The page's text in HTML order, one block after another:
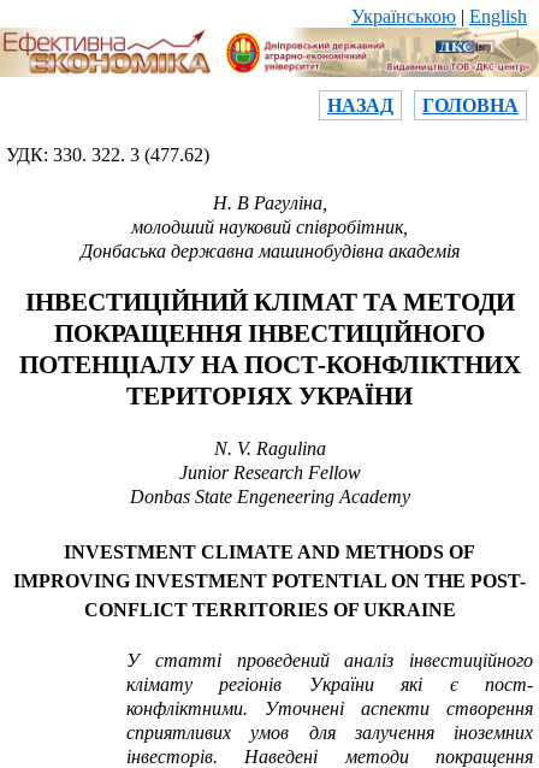
Українською | English
НАЗАД ГОЛОВНА
УДК: 330. 322. 3 (477.62)
Н. В Рагуліна,
молодший науковий співробітник,
Донбаська державна машинобудівна академія
ІНВЕСТИЦІЙНИЙ КЛІМАТ ТА МЕТОДИ
ПОКРАЩЕННЯ ІНВЕСТИЦІЙНОГО
ПОТЕНЦІАЛУНА ПОСТ-КОНФЛІКТНИХ
ТЕРИТОРІЯХ УКРАЇНИ
N. V. Ragulina
Junior Research Fellow
Donbas State Engeneering Academy
INVESTMENT CLIMATE AND METHODS OF
IMPROVING INVESTMENT POTENTIAL ON THE POST-
CONFLICT TERRITORIES OF UKRAINE
У статті проведений аналіз інвестиційного
клімату регіонів України які є пост-
конфліктними. Уточнені аспекти створення
сприятливих умов для залучення іноземних
інвесторів. Наведені методи покращення